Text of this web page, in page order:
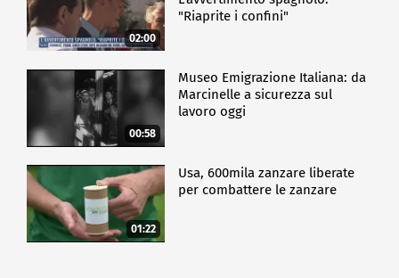
02:00
"Riaprite i confini"
00:58
Museo Emigrazione Italiana: da
Marcinelle a sicurezza sul
lavoro oggi
01:22
Usa, 600mila zanzare liberate
per combattere le zanzare